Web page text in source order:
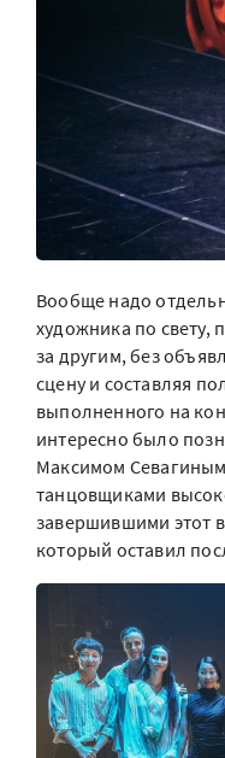
Вообще надо
художника по свету,
за другим, без
сцену и составляя
выполненного на
интересно было
Максимом
танцовщиками
завершившими этот
который оставил